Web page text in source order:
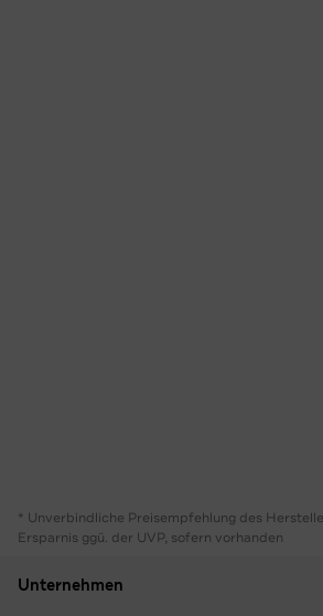
* Unverbindliche Preisempfehlung des
Ersparnis ggü. der UVP, sofern vorhanden
Unternehmen